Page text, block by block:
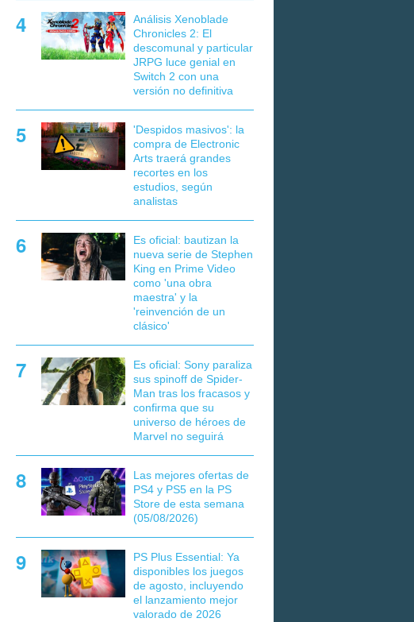
Análisis Xenoblade
Chronicles 2: El
descomunal y particular
JRPG luce genial en
Switch 2 con una
versión no definitiva
'Despidos masivos': la
compra de Electronic
Arts traerá grandes
recortes en los
estudios, según
analistas
Es oficial: bautizan la
nueva serie de Stephen
King en Prime Video
como 'una obra
maestra' y la
'reinvención de un
clásico'
Es oficial: Sony paraliza
sus spinoff de Spider-
Man tras los fracasos y
confirma que su
universo de héroes de
Marvel no seguirá
Las mejores ofertas de
PS4 y PS5 en la PS
Store de esta semana
(05/08/2026)
PS Plus Essential: Ya
disponibles los juegos
de agosto, incluyendo
el lanzamiento mejor
valorado de 2026